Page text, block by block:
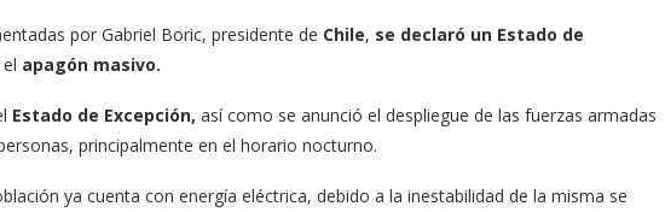
por Gabriel Boric, presidente de Chile, se declaró un Estado de
apagón masivo.
Estado de Excepción, así como se anunció el despliegue de las fuerzas armadas
principalmente en el horario nocturno.
ya cuenta con energía eléctrica, debido a la inestabilidad de la misma se